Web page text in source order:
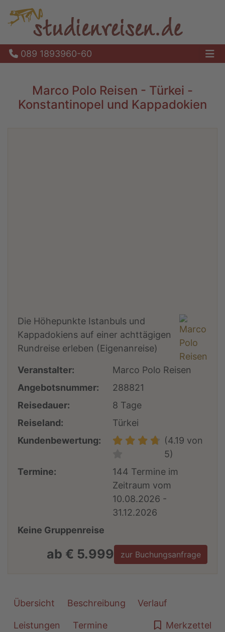
089 1893960-60
Marco Polo Reisen - Türkei -
Konstantinopel und Kappadokien
Die Höhepunkte Istanbuls und
Kappadokiens auf einer achttägigen
Rundreise erleben (Eigenanreise)
Veranstalter:
Marco Polo Reisen
Angebotsnummer:
288821
Reisedauer:
8 Tage
Reiseland:
Türkei
Kundenbewertung:
(4.19 von
5)
Termine:
144 Termine im
Zeitraum vom
10.08.2026 -
31.12.2026
Keine Gruppenreise
ab € 5.999 zur Buchungsanfrage
Übersicht Beschreibung Verlauf
Leistungen Termine Merkzettel